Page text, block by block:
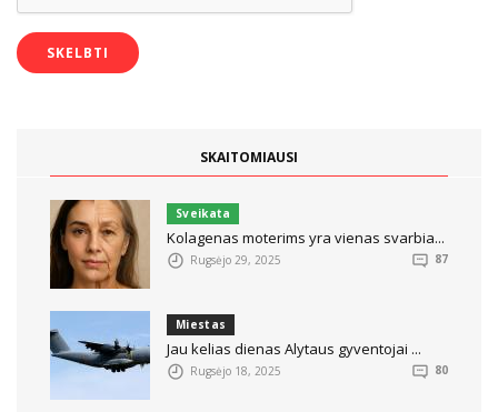
SKAITOMIAUSI
Sveikata
Kolagenas moterims yra vienas svarbia...
Rugsėjo 29, 2025 87
Miestas
Jau kelias dienas Alytaus gyventojai ...
Rugsėjo 18, 2025 80